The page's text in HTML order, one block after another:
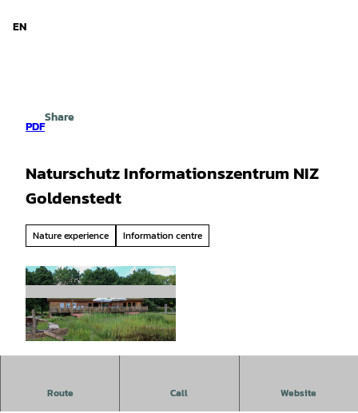
EN
PDF
Share
Naturschutz Informationszentrum NIZ
Goldenstedt
Nature experience Information centre
CC-BY-SA
Route Call Website
Naturschutz Informationszentrum NIZ Goldenstedt - Haus im